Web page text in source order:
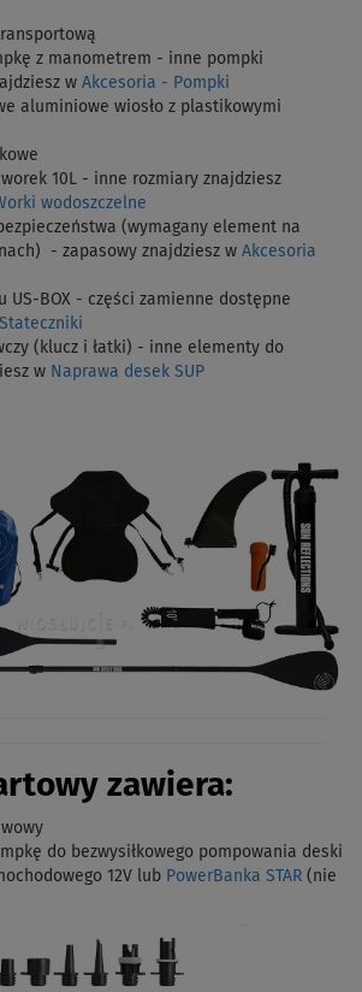
z manometrem - inne pompki
w Akcesoria - Pompki
aluminiowe wiosło z plastikowymi
10L - inne rozmiary znajdziesz
wodoszczelne
(wymagany element na
- zapasowy znajdziesz w Akcesoria
US-BOX - części zamienne dostępne
(klucz i łatki) - inne elementy do
w Naprawa desek SUP
zawiera:
do bezwysiłkowego pompowania deski
12V lub PowerBanka STAR (nie